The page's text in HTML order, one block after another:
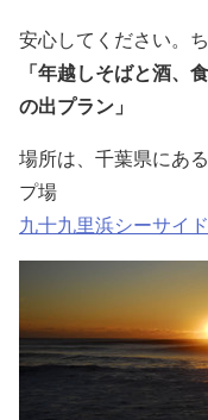
安心してください。
「年越しそばと酒、
の出プラン」
場所は、千葉県にあ
プ場
九十九里浜シーサイド